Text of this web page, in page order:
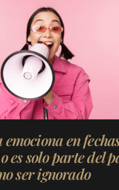
en
es solo parte del
ser ignorado